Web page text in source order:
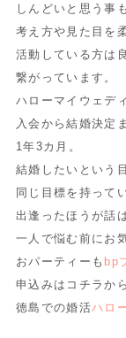
しんどいと思う事
考え方や見た目を
活動している方は
繋がっています。
ハローマイウェデ
入会から結婚決定
1年3カ月。
結婚したいという
同じ目標を持って
出逢ったほうが話
一人で悩む前にお
おパーティーも bp
申込みはコチラか
徳島での婚活ハロ